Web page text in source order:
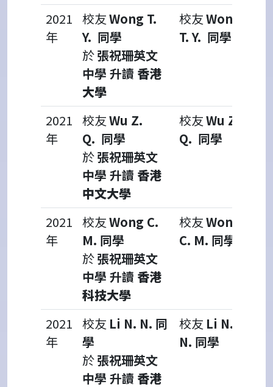
2021
年
校友Wong T.
Y. 同學
於張祝珊英文
中學 升讀 香港
大學
校友Wong
T. Y. 同學
2021
年
校友Wu Z.
Q. 同學
於張祝珊英文
中學 升讀 香港
中文大學
校友Wu Z.
Q. 同學
2021
年
校友Wong C.
M. 同學
於張祝珊英文
中學 升讀 香港
科技大學
校友Wong
C. M. 同學
2021
年
校友 Li N. N. 同
學
於張祝珊英文
中學 升讀 香港
校友 Li N.
N. 同學